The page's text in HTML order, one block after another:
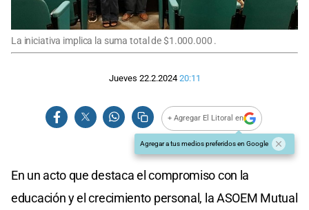
La iniciativa implica la suma total de $1.000.000 .
Jueves 22.2.2024 20:11
+ Agregar El Litoral en
Agregar a tus medios preferidos en Google
En un acto que destaca el compromiso con la
educación y el crecimiento personal, la ASOEM Mutual